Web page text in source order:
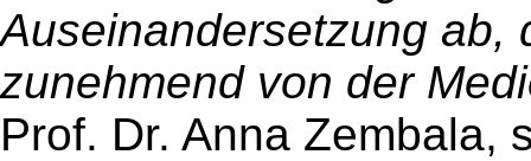
Auseinandersetzung ab,
zunehmend von der
Prof. Dr. Anna Zembala,